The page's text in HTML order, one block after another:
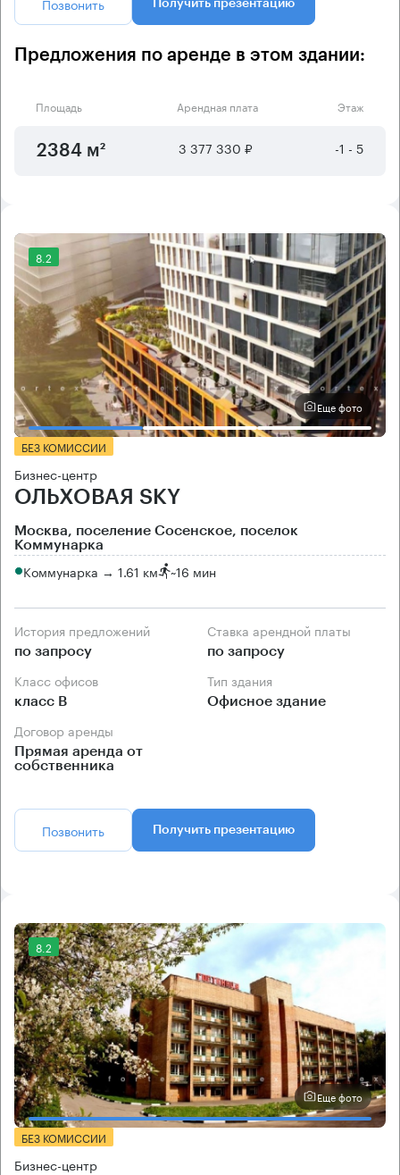
Получить презентацию
Предложения по аренде в этом здании:
Площадь Арендная плата Этаж
2384 м² 3 377 330 ₽ -1 - 5
8.2
Еще фото
БЕЗ КОМИССИИ
Бизнес-центр
ОЛЬХОВАЯ SKY
Москва, поселение Сосенское, поселок
Коммунарка
Коммунарка → 1.61 км ~16 мин
История предложений
по запросу
Ставка арендной платы
по запросу
Класс офисов
класс B
Тип здания
Офисное здание
Договор аренды
Прямая аренда от
собственника
Позвонить Получить презентацию
8.2
Еще фото
БЕЗ КОМИССИИ
Бизнес-центр